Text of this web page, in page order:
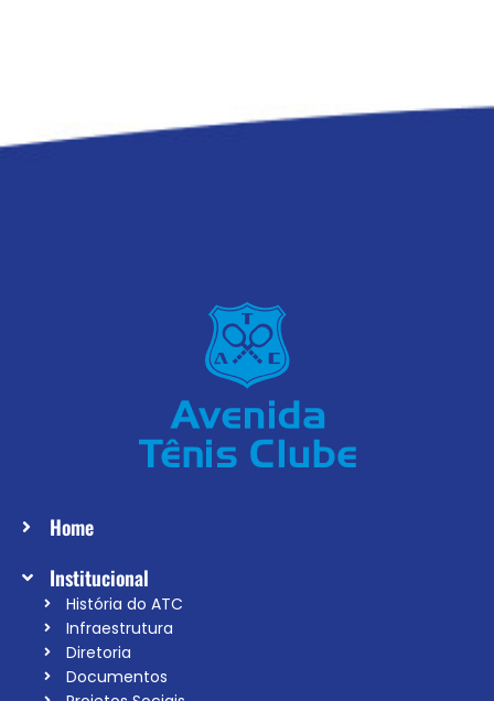
Home
Institucional
História do ATC
Infraestrutura
Diretoria
Documentos